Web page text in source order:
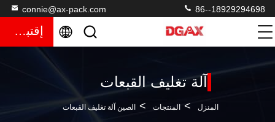
connie@ax-pack.com 86--18929294698
إقتباس
آلة تغليف القبعات
المنزل > المنتجات > الصين آلة تغليف القبعات